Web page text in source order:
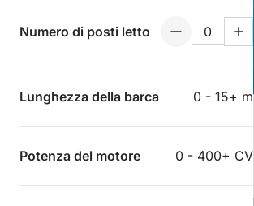
Numero di posti letto
Lunghezza della barca 0 - 15+ m
Potenza del motore 0 - 400+ CV